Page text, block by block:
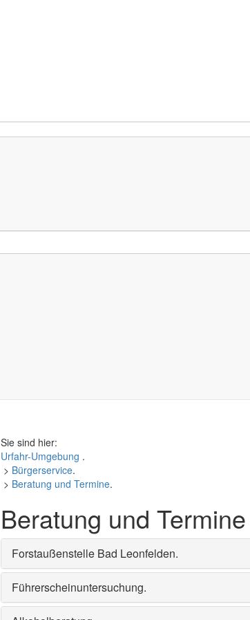
Sie sind hier:
Urfahr-Umgebung .
> Bürgerservice.
> Beratung und Termine.
Beratung und Termine
Forstaußenstelle Bad Leonfelden.
Führerscheinuntersuchung.